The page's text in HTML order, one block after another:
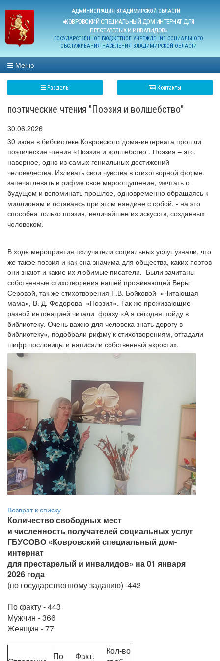
АДМИНИСТРАЦИЯ ВЛАДИМИРСКОЙ ОБЛАСТИ
«КОВРОВСКИЙ СПЕЦИАЛЬНЫЙ ДОМ-ИНТЕРНАТ ДЛЯ
ПРЕСТАРЕЛЫХ И ИНВАЛИДОВ»
ГОСУДАРСТВЕННОЕ БЮДЖЕТНОЕ УЧРЕЖДЕНИЕ СОЦИАЛЬНОГО
ОБСЛУЖИВАНИЯ НАСЕЛЕНИЯ ВЛАДИМИРСКОЙ ОБЛАСТИ
Меню
Разделы Контакты
поэтические чтения "Поэзия и волшебство"
30.06.2026
30 июня в библиотеке Ковровского дома-интерната прошли
поэтические чтения «Поэзия и волшебство". Поэзия – это,
наверное, одно из самых гениальных достижений
человечества. Изливать свои чувства в стихотворной форме,
запечатлевать в рифме свое мироощущение, мечтать о
будущем и вспоминать прошлое, одновременно обращаясь к
миллионам и оставаясь при этом наедине с собой, - на это
способна только поэзия, величайшее из искусств, созданных
человеком.
В ходе мероприятия получатели социальных услуг узнали, что
же такое поэзия и как она значима для общества, каких поэтов
они знают и какие их любимые писатели. Были зачитаны
собственные стихотворения нашей проживающей Веры
Серовой, так же стихотворения Т.В. Бойковой «Читающая
мама», В. Д. Федорова «Поэзия». Так же проживающие
разной интонацией читали фразу «А я сегодня пойду в
библиотеку. Очень важно для человека знать дорогу в
библиотеку», подобрали рифму к стихотворениям, отгадали
шифр пословицы и написали собственный акростих.
Возврат к списку
Количество свободных мест
и численность получателей социальных услуг
ГБУСОВО «Ковровский специальный дом-
интернат
для престарелый и инвалидов» на 01 января
2026 года
(по государственному заданию) -442
По факту - 443
Мужчин - 366
Женщин - 77
По
Факт.
Кол-во